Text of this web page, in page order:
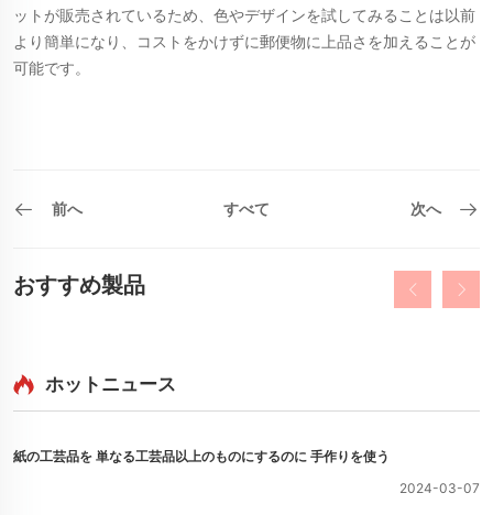
ットが販売されているため、色やデザインを試してみることは以前
より簡単になり、コストをかけずに郵便物に上品さを加えることが
可能です。
前へ すべて 次へ
おすすめ製品
ホットニュース
紙の工芸品を 単なる工芸品以上のものにするのに 手作りを使う
2024-03-07